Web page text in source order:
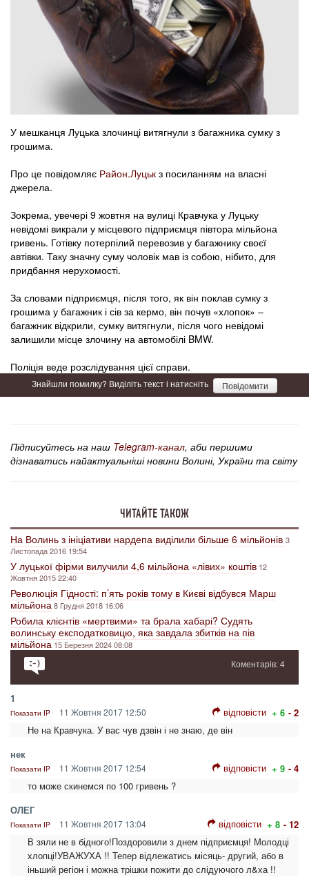
У мешканця Луцька злочинці витягнули з багажника сумку з
грошима.
Про це повідомляє Район.Луцьк з посиланням на власні
джерела.
Зокрема, увечері 9 жовтня на вулиці Кравчука у Луцьку
невідомі викрали у місцевого підприємця півтора мільйона
гривень. Готівку потерпілий перевозив у багажнику своєї
автівки. Таку значну суму чоловік мав із собою, нібито, для
придбання нерухомості.
За словами підприємця, після того, як він поклав сумку з
грошима у багажник і сів за кермо, він почув «хлопок» –
багажник відкрили, сумку витягнули, після чого невідомі
залишили місце злочину на автомобілі BMW.
Поліція веде розслідування цієї справи.
Знайшли помилку? Виділіть текст і натисніть Повідомити
Підписуйтесь на наш Telegram-канал, аби першими
дізнаватись найактуальніші новини Волині, України та світу
ЧИТАЙТЕ ТАКОЖ
На Волинь з ініціативи нардепа виділили більше 6 мільйонів 3
Листопада 2016 19:54
У луцької фірми вилучили 4,6 мільйона «лівих» коштів 12
Жовтня 2015 22:40
Революція Гідності: п’ять років тому в Києві відбувся Марш
мільйона8 Грудня 2018 16:06
Робила клієнтів «мертвими» та брала хабарі? Судять
волинську експодатковицю, яка завдала збитків на пів
мільйона 15 Березня 2024 08:08
Коментарів: 4
1
Показати IP 11 Жовтня 2017 12:50 відповісти + 6 - 2
Не на Кравчука. У вас чув дзвін і не знаю, де він
нек
Показати IP 11 Жовтня 2017 12:54 відповісти + 9 - 4
то може скинемся по 100 гривень ?
ОЛЕГ
Показати IP 11 Жовтня 2017 13:04 відповісти + 8 - 12
В зяли не в бідного!Поздоровили з днем підприємця! Молодці
хлопці!УВАЖУХА !! Тепер відлежатись місяць- другий, або в
іньший регіон і можна трішки пожити до слідуючого л&ха !!